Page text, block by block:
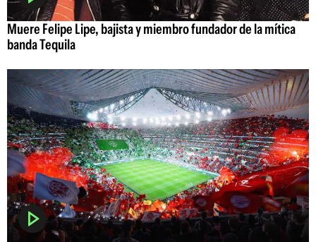
Muere Felipe Lipe, bajista y miembro fundador de la mítica
banda Tequila